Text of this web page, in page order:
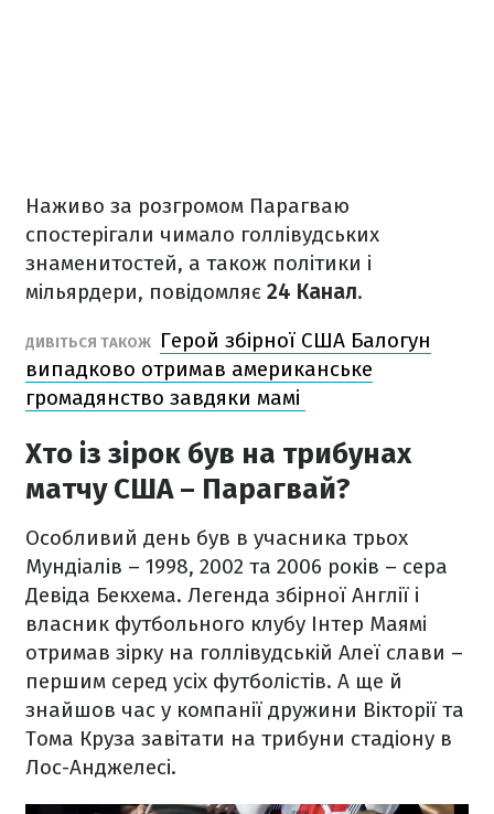
Наживо за розгромом Парагваю
спостерігали чимало голлівудських
знаменитостей, а також політики і
мільярдери, повідомляє 24 Канал.
ДИВІТЬСЯ ТАКОЖ
Герой збірної США Балогун
випадково отримав американське
громадянство завдяки мамі
Хто із зірок був на трибунах
матчу США – Парагвай?
Особливий день був в учасника трьох
Мундіалів – 1998, 2002 та 2006 років – сера
Девіда Бекхема. Легенда збірної Англії і
власник футбольного клубу Інтер Маямі
отримав зірку на голлівудській Алеї слави –
першим серед усіх футболістів. А ще й
знайшов час у компанії дружини Вікторії та
Тома Круза завітати на трибуни стадіону в
Лос-Анджелесі.